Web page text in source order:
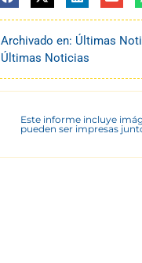
Archivado en: Últimas
Últimas Noticias
Este informe incluye
pueden ser impresas